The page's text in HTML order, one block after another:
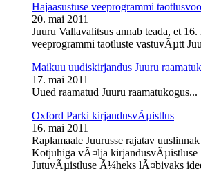
Hajaasustuse veeprogrammi
20. mai 2011
Juuru Vallavalitsus annab teada, et
veeprogrammi taotluste vastuvÃµtt
Maikuu uudiskirjandus Juuru
17. mai 2011
Uued raamatud Juuru raamatukogus...
Oxford Parki kirjandusvÃµistlus
16. mai 2011
Raplamaale Juurusse rajatav
Kotjuhiga vÃ¤lja
JutuvÃµistluse Ã¼heks lÃ¤bivaks